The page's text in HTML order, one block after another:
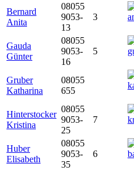
Bernard
Anita
08055
9053-
13
3
Gauda
Günter
08055
9053-
16
5
Gruber
Katharina
08055
655
Hinterstocker
Kristina
08055
9053-
25
7
Huber
Elisabeth
08055
9053-
35
6